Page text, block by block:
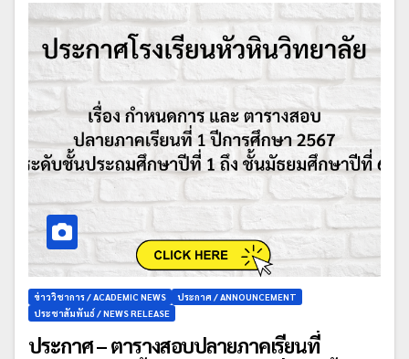
ข่าววิชาการ / ACADEMIC NEWS
ประกาศ / ANNOUNCEMENT
ประชาสัมพันธ์ / NEWS RELEASE
ประกาศ – ตารางสอบปลายภาคเรียนที่